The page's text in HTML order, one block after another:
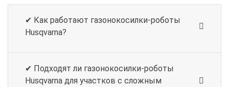
возобновляет работу. Время зарядки аккумулятора
составляет от 30 до 75 минут.
Газонокосилки-роботы Husqvarna имеют от 3 до 5
острых ножей, которые обеспечивают аккуратную и
✔ Как работают газонокосилки-роботы
Husqvarna?
✔ Подходят ли газонокосилки-роботы
Husqvarna для участков с сложным